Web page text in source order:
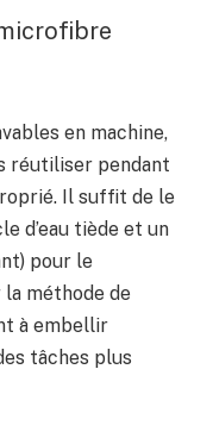
en machine,
réutiliser pendant
Il suffit de le
d’eau tiède et un
pour le
méthode de
à embellir
tâches plus